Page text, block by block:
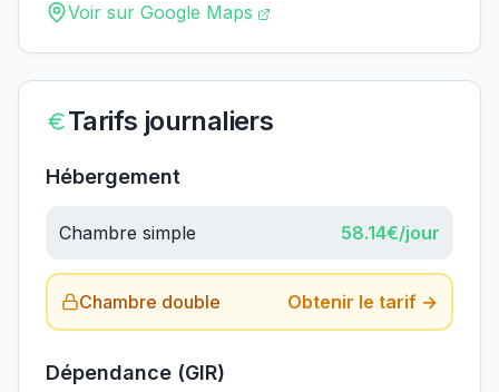
Voir sur Google Maps
Tarifs journaliers
Hébergement
Chambre simple 58.14€/jour
Chambre double Obtenir le tarif →
Dépendance (GIR)